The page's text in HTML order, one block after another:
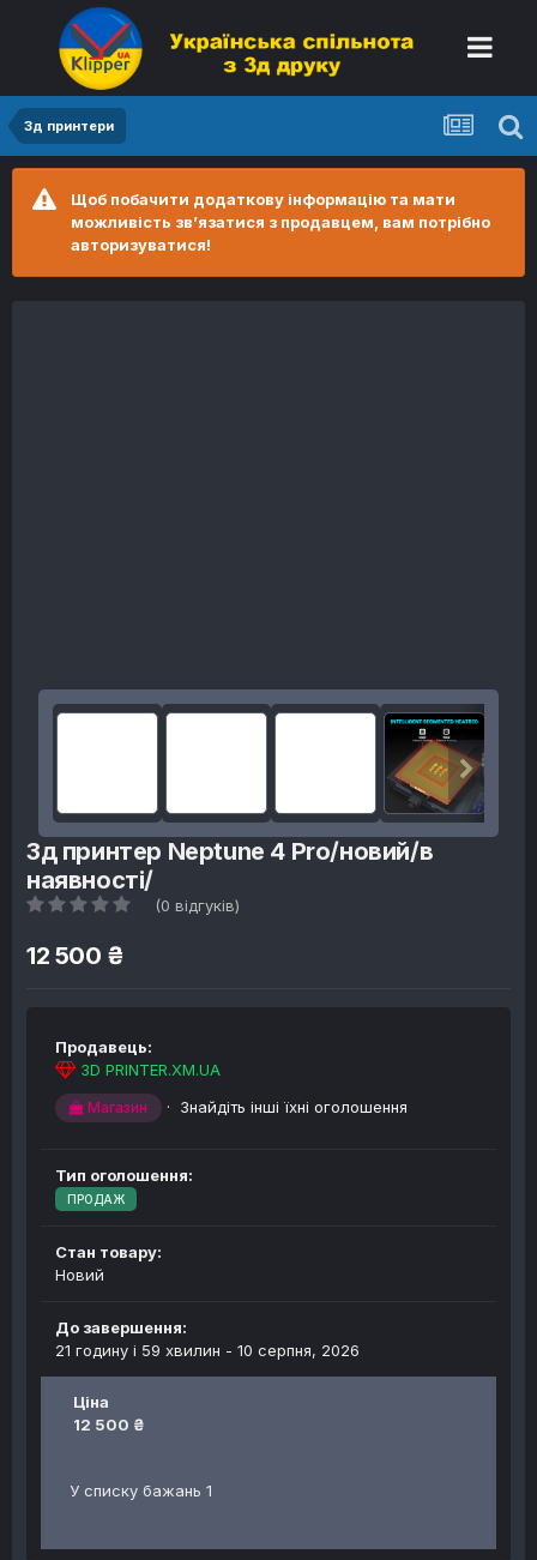
3д принтери
Щоб побачити додаткову інформацію та мати
можливість зв’язатися з продавцем, вам потрібно
авторизуватися!
3д принтер Neptune 4 Pro/новий/в
наявності/
(0 відгуків)
12 500 ₴
Продавець:
3D PRINTER.XM.UA
Магазин · Знайдіть інші їхні оголошення
Тип оголошення:
ПРОДАЖ
Стан товару:
Новий
До завершення:
21 годину і 59 хвилин - 10 серпня, 2026
Ціна
12 500 ₴
У списку бажань 1